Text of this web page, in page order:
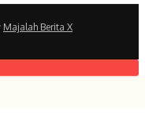
Majalah Berita X